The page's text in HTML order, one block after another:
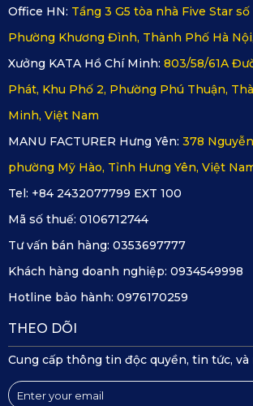
nhiều thông tin cũng như tìm kiếm những
hoặc liên hệ ngay đến Hotline:
Office HN: Tầng 3 G5 tòa nhà Five Star số
Phường Khương Đình, Thành Phố Hà
Xưởng KATA Hồ Chí Minh: 803/58/61A
Phát, Khu Phố 2, Phường Phú Thuận,
Minh, Việt Nam
MANU FACTURER Hưng Yên: 378
phường Mỹ Hào, Tỉnh Hưng Yên, Việt
Tel: +84 2432077799 EXT 100
Mã số thuế: 0106712744
Tư vấn bán hàng: 0353697777
Khách hàng doanh nghiệp: 0934549998
Hotline bảo hành: 0976170259
THEO DÕI
Cung cấp thông tin độc quyền, tin tức, và